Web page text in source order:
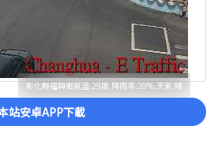
彰化縣福興鄉氣溫:29度.降雨率:20%.天氣:晴
站安卓APP下載